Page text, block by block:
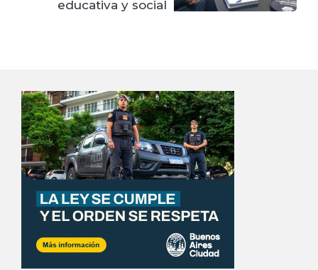
educativa y social